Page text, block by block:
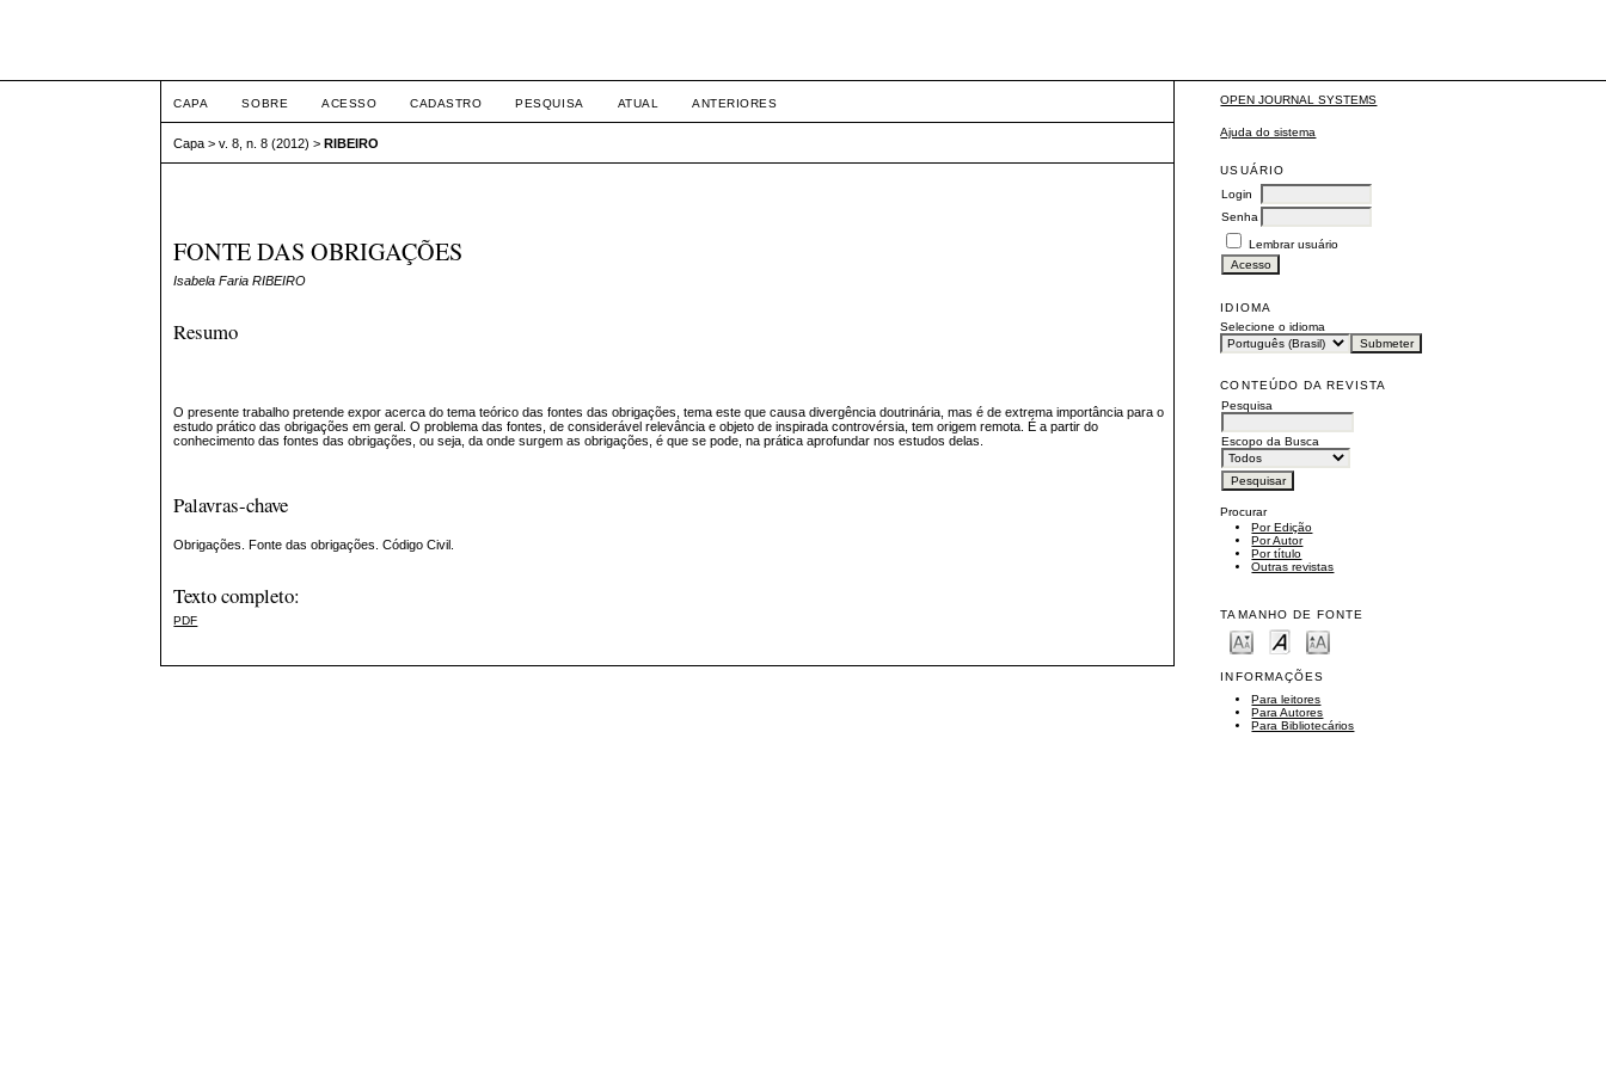
OPEN JOURNAL SYSTEMS
Ajuda do sistema
USUÁRIO
Login
Senha
Lembrar usuário
IDIOMA
Selecione o idioma
CONTEÚDO DA REVISTA
Pesquisa
Escopo da Busca
Procurar
Por Edição
Por Autor
Por título
Outras revistas
TAMANHO DE FONTE
INFORMAÇÕES
Para leitores
Para Autores
Para Bibliotecários
CAPA SOBRE ACESSO CADASTRO PESQUISA ATUAL ANTERIORES
Capa >v. 8, n. 8 (2012) >RIBEIRO
FONTE DAS OBRIGAÇÕES
Isabela Faria RIBEIRO
Resumo
O presente trabalho pretende expor acerca do tema teórico das fontes das obrigações, tema este que causa divergência doutrinária, mas é de extrema importância para o
estudo prático das obrigações em geral. O problema das fontes, de considerável relevância e objeto de inspirada controvérsia, tem origem remota. É a partir do
conhecimento das fontes das obrigações, ou seja, da onde surgem as obrigações, é que se pode, na prática aprofundar nos estudos delas.
Palavras-chave
Obrigações. Fonte das obrigações. Código Civil.
Texto completo:
PDF